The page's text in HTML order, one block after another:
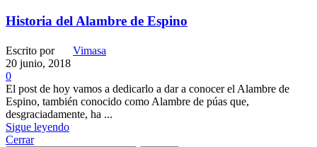
Historia del Alambre de Espino
Escrito por
Vimasa
20 junio, 2018
0
El post de hoy vamos a dedicarlo a dar a conocer el Alambre de
Espino, también conocido como Alambre de púas que,
desgraciadamente, ha ...
Sigue leyendo
Cerrar